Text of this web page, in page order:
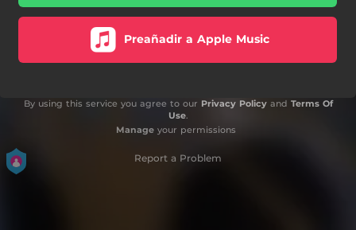
Preañadir a Apple Music
By using this service you agree to our Privacy Policyand Terms Of
Use.
Manageyour permissions
Report a Problem